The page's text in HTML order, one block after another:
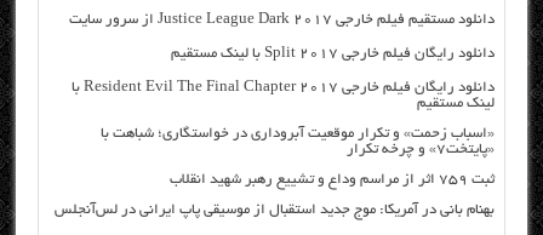
دانلود مستقیم فیلم خارجی Justice League Dark 2017 از سرور سایت
دانلود رایگان فیلم خارجی Split 2017 با لینک مستقیم
دانلود رایگان فیلم خارجی Resident Evil The Final Chapter 2017 با
لینک مستقیم
«اسباب زحمت» و تکرار موقعیت آبروداری در خواستگاری؛ شباهت با
«پایتخت۷» و چرخه تکرار
ثبت ۷۵۹ اثر از مراسم وداع و تشییع رهبر شهید انقلاب
بهنام بانی در آمریکا: موج جدید استقبال از موسیقی پاپ ایرانی در لس‌آنجلس